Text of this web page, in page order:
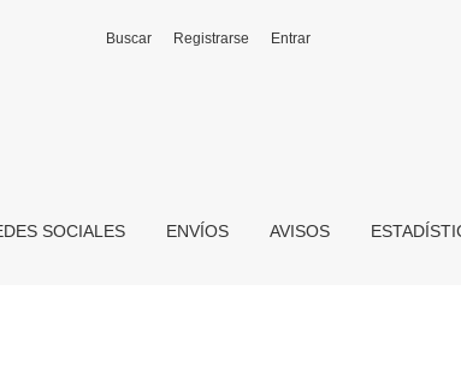
SOCIALES ENVÍOS AVISOS
Buscar Registrarse Entrar